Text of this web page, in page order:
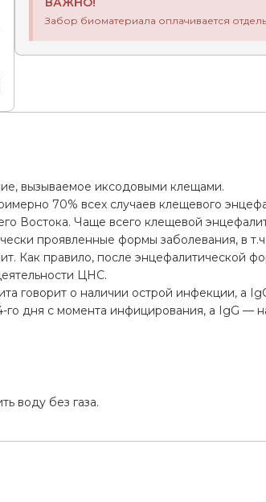
Забор биоматериала оплачивается
вызываемое иксодовыми клещами.
70% всех случаев клещевого
Востока. Чаще всего клещевой
проявленные формы заболевания, в т.ч.
Как правило, после энцефалитической
ЦНС.
говорит о наличии острой инфекции, а
дня с момента инфицирования, а IgG —
воду без газа.